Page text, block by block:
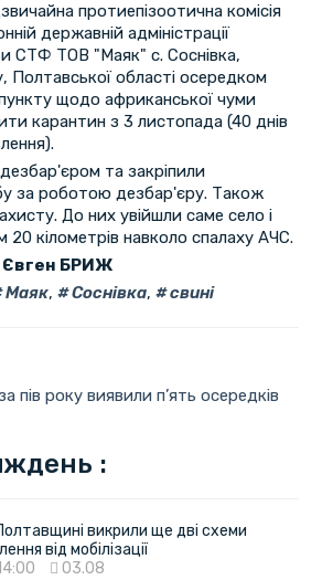
протиепізоотична комісія
державній адміністрації
СТФ ТОВ "Маяк" с. Соснівка,
Полтавської області осередком
щодо африканської чуми
карантин з 3 листопада (40 днів
та закріпили
за роботою дезбар'єру. Також
До них увійшли саме село і
20 кілометрів навколо спалаху АЧС.
Євген БРИЖ
Маяк, Соснівка, свині
пів року виявили п’ять осередків
:
викрили ще дві схеми
від мобілізації
03.08